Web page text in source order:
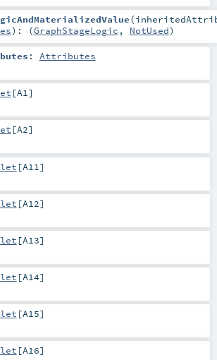
(
) : (GraphStageLogic , NotUsed)
: Attributes
[A1]
[A2]
[A11 ]
[A12]
[A13]
[A14]
[A15]
[A16]